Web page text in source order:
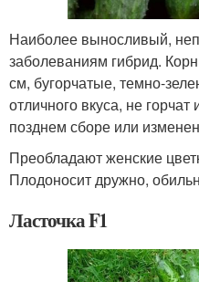
Наиболее выносливый,
заболеваниям гибрид.
см, бугорчатые, темно-
отличного вкуса, не
позднем сборе или
Преобладают женские
Плодоносит дружно,
Ласточка F1